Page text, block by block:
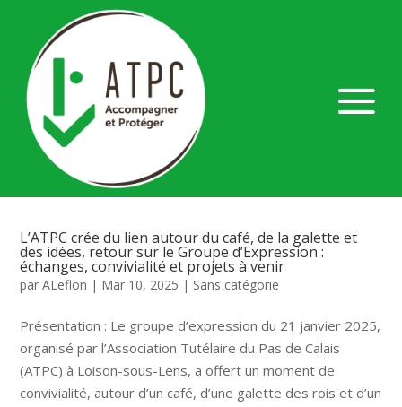
L’ATPC crée du lien autour du café, de la galette et
des idées, retour sur le Groupe d’Expression :
échanges, convivialité et projets à venir
parALeflon | Mar 10, 2025 | Sans catégorie
Présentation : Le groupe d’expression du 21 janvier 2025,
organisé par l’Association Tutélaire du Pas de Calais
(ATPC) à Loison-sous-Lens, a offert un moment de
convivialité, autour d’un café, d’une galette des rois et d’un